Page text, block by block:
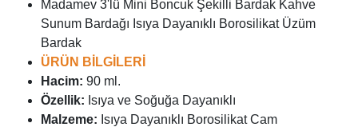
Madamev 3'lü Mini Boncuk Şekilli Bardak Kahve
Sunum Bardağı Isıya Dayanıklı Borosilikat Üzüm
Bardak
ÜRÜN BİLGİLERİ
Hacim: 90 ml.
Özellik: Isıya ve Soğuğa Dayanıklı
Malzeme: Isıya Dayanıklı Borosilikat Cam